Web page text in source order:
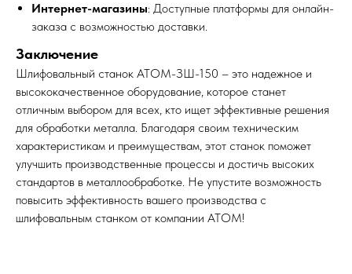
Интернет-магазины: Доступные платформы для онлайн-
заказа с возможностью доставки.
Заключение
Шлифовальный станок АТОМ-ЗШ-150 – это надежное и
высококачественное оборудование, которое станет
отличным выбором для всех, кто ищет эффективные решения
для обработки металла. Благодаря своим техническим
характеристикам и преимуществам, этот станок поможет
улучшить производственные процессы и достичь высоких
стандартов в металлообработке. Не упустите возможность
повысить эффективность вашего производства с
шлифовальным станком от компании АТОМ!